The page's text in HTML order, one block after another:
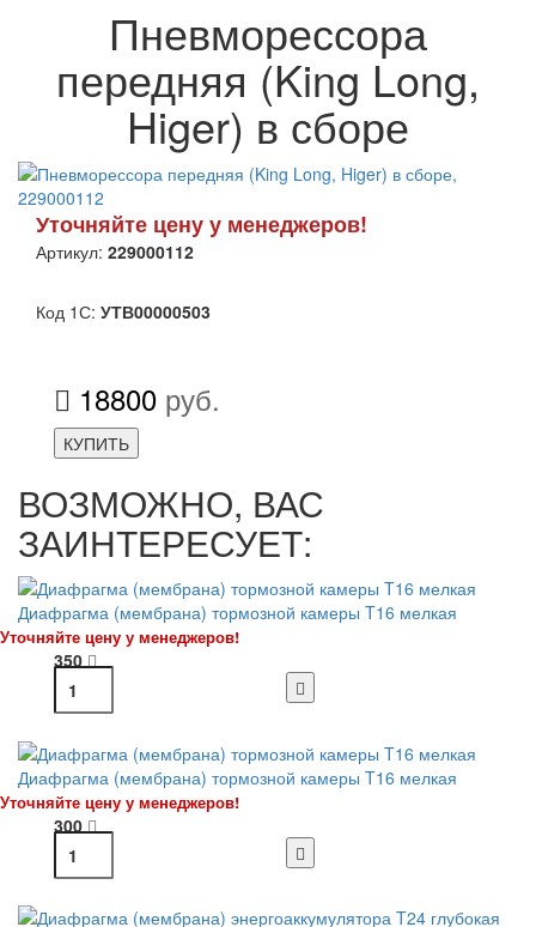
Пневморессора
передняя (King Long,
Higer) в сборе
Уточняйте цену у менеджеров!
Артикул: 229000112
Код 1С: УТВ00000503
18800 руб.
КУПИТЬ
ВОЗМОЖНО, ВАС
ЗАИНТЕРЕСУЕТ:
Диафрагма (мембрана) тормозной камеры T16 мелкая
Уточняйте цену у менеджеров!
350
Диафрагма (мембрана) тормозной камеры T16 мелкая
Уточняйте цену у менеджеров!
300